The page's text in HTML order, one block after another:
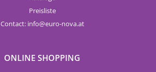
Preisliste
Contact: info euro-nova.at
ONLINE SHOPPING